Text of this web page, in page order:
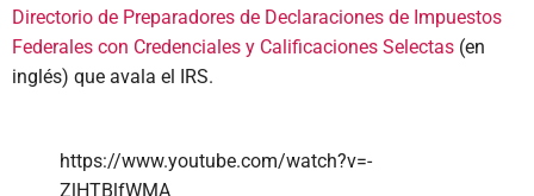
Directorio de Preparadores de Declaraciones de Impuestos
Federales con Credenciales y Calificaciones Selectas (en
inglés) que avala el IRS.
https://www.youtube.com/watch?v=-
ZlHTBlfWMA